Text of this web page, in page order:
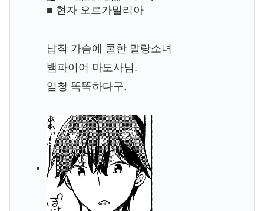
■ 현자 오르가밀리아
납작 가슴에 쿨한 말랑소녀
뱀파이어 마도사님.
엄청 똑똑하다구.